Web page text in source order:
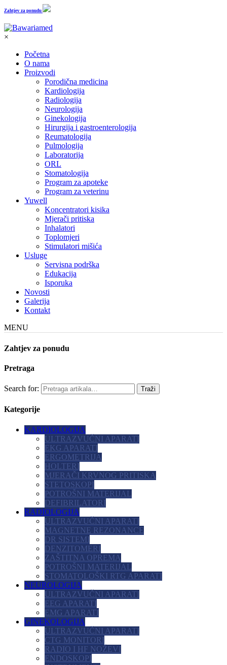
Zahtjev za ponudu
×
Početna
O nama
Proizvodi
Porodična medicina
Kardiologija
Radiologija
Neurologija
Ginekologija
Hirurgija i gastroenterologija
Reumatologija
Pulmologija
Laboratorija
ORL
Stomatologija
Program za apoteke
Program za veterinu
Yuwell
Koncentratori kisika
Mjerači pritiska
Inhalatori
Toplomjeri
Stimulatori mišića
Usluge
Servisna podrška
Edukacija
Isporuka
Novosti
Galerija
Kontakt
MENU
Zahtjev za ponudu
Pretraga
Search for:
Kategorije
KARDIOLOGIJA
ULTRAZVUČNI APARATI
EKG APARATI
ERGOMETRIJA
HOLTERI
MJERAČI KRVNOG PRITISKA
STETOSKOPI
POTROŠNI MATERIJAL
DEFIBRILATORI
RADIOLOGIJA
ULTRAZVUČNI APARATI
MAGNETNE REZONANCE
DR SISTEMI
DENZITOMERI
ZAŠTITNA OPREMA
POTROŠNI MATERIJAL
STOMATOLOŠKI RTG APARATI
NEUROLOGIJA
ULTRAZVUČNI APARATI
EEG APARATI
EMG APARATI
GINEKOLOGIJA
ULTRAZVUČNI APARATI
CTG MONITORI
RADIO I HF NOŽEVI
ENDOSKOPI